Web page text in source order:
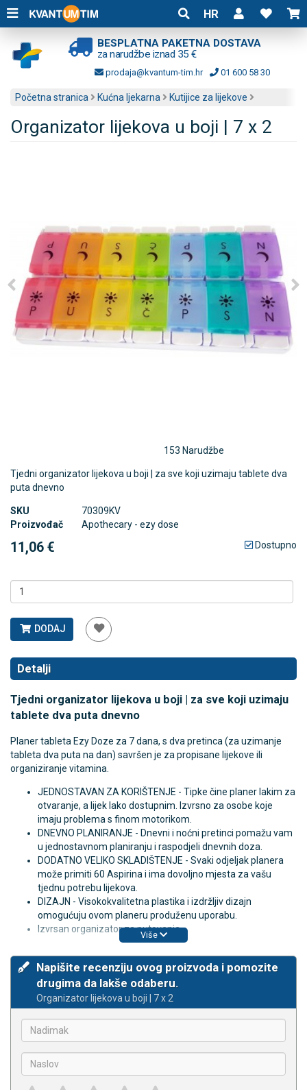
HR
BESPLATNA PAKETNA DOSTAVA
za narudžbe iznad 35 €
prodaja@kvantum-tim.hr 01 600 58 30
Početna stranica Kućna ljekarna Kutijice za lijekove
Organizator lijekova u boji | 7 x 2
153 Narudžbe
Tjedni organizator lijekova u boji | za sve koji uzimaju tablete dva
puta dnevno
SKU
70309KV
Proizvođač
Apothecary - ezy dose
11,06 € Dostupno
DODAJ
Detalji
Tjedni organizator lijekova u boji | za sve koji uzimaju
tablete dva puta dnevno
Planer tableta Ezy Doze za 7 dana, s dva pretinca (za uzimanje
tableta dva puta na dan) savršen je za propisane lijekove ili
organiziranje vitamina.
JEDNOSTAVAN ZA KORIŠTENJE - Tipke čine planer lakim za
otvaranje, a lijek lako dostupnim. Izvrsno za osobe koje
imaju problema s finom motorikom.
DNEVNO PLANIRANJE - Dnevni i noćni pretinci pomažu vam
u jednostavnom planiranju i raspodjeli dnevnih doza.
DODATNO VELIKO SKLADIŠTENJE - Svaki odjeljak planera
može primiti 60 Aspirina i ima dovoljno mjesta za vašu
tjednu potrebu lijekova.
DIZAJN - Visokokvalitetna plastika i izdržljiv dizajn
omogućuju ovom planeru produženu uporabu.
Izvrsan organizator za putovanja.
Više
Napišite recenziju ovog proizvoda i pomozite
drugima da lakše odaberu.
Organizator lijekova u boji | 7 x 2